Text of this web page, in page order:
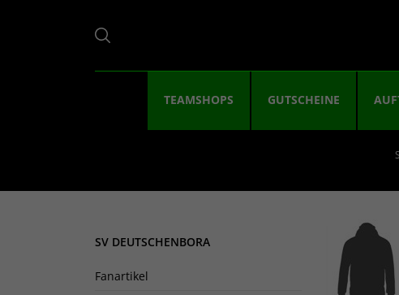
TEAMSHOPS GUTSCHEINE
SV DEUTSCHENBORA
Fanartikel